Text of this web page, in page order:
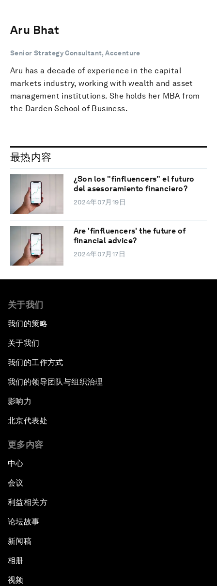
Aru Bhat
Senior Strategy Consultant, Accenture
Aru has a decade of experience in the capital
markets industry, working with wealth and asset
management institutions. She holds her MBA from
the Darden School of Business.
最热内容
¿Son los "finfluencers" el futuro
del asesoramiento financiero?
2024年07月19日
Are 'finfluencers' the future of
financial advice?
2024年07月17日
关于我们
我们的策略
关于我们
我们的工作方式
我们的领导团队与组织治理
影响力
北京代表处
更多内容
中心
会议
利益相关方
论坛故事
新闻稿
相册
视频